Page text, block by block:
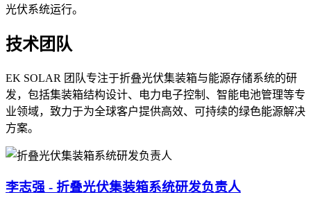
光伏系统运行。
技术团队
EK SOLAR 团队专注于折叠光伏集装箱与能源存储系统的研
发，包括集装箱结构设计、电力电子控制、智能电池管理等专
业领域，致力于为全球客户提供高效、可持续的绿色能源解决
方案。
李志强 - 折叠光伏集装箱系统研发负责人